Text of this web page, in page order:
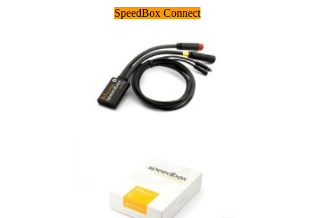
SpeedBox Connect